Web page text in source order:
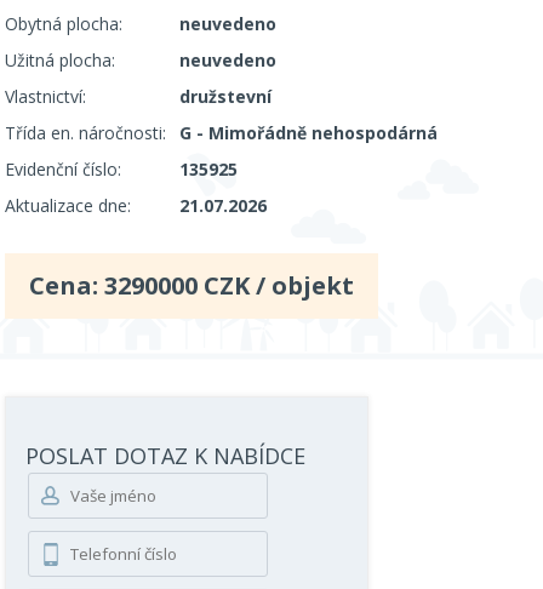
Obytná plocha:
neuvedeno
Užitná plocha:
neuvedeno
Vlastnictví:
družstevní
Třída en. náročnosti:
G - Mimořádně nehospodárná
Evidenční číslo:
135925
Aktualizace dne:
21.07.2026
Cena:3290000 CZK / objekt
POSLAT DOTAZ K NABÍDCE